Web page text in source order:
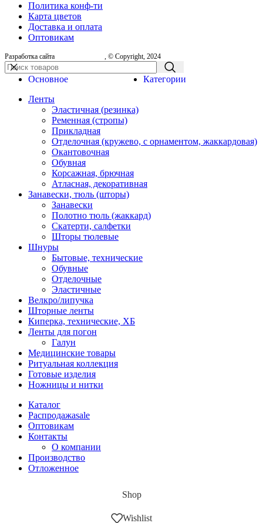
Политика конф-ти
Карта цветов
Доставка и оплата
Оптовикам
Разработка сайта , © Copyright, 2024
Основное
Категории
Ленты
Эластичная (резинка)
Ременная (стропы)
Прикладная
Отделочная (кружево, с орнаментом, жаккардовая)
Окантовочная
Обувная
Корсажная, брючная
Атласная, декоративная
Занавески, тюль (шторы)
Занавески
Полотно тюль (жаккард)
Скатерти, салфетки
Шторы тюлевые
Шнуры
Бытовые, технические
Обувные
Отделочные
Эластичные
Велкро/липучка
Шторные ленты
Киперка, технические, ХБ
Ленты для погон
Галун
Медицинские товары
Ритуальная коллекция
Готовые изделия
Ножницы и нитки
Каталог
Распродажаsale
Оптовикам
Контакты
О компании
Производство
Отложенное
Shop
Wishlist